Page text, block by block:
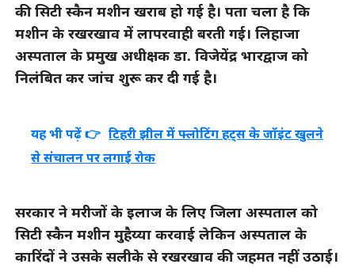
की सिटी स्कैन मशीन खराब हो गई है। पता चला है कि
मशीन के रखरखाव में लापरवाही बरती गई। लिहाजा
अस्पताल के प्रमुख अधीक्षक डा. विजेयेंद्र भारद्वाज को
निलंबित कर जांच शुरू कर दी गई है।
यह भी पढ़ें 👉 टिहरी झील में फ्लोटिंग हट्स के जॉइंट खुलने
से संचालन पर लगाई रोक
सरकार ने मरीजों के इलाज के लिए जिला अस्पताल को
सिटी स्कैन मशीन मुहैय्या करवाई लेकिन अस्पताल के
कारिंदों ने उसके सलीके से रखरखाव की जहमत नहीं उठाई।